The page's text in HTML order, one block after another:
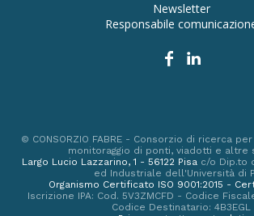
Newsletter
Responsabile
© CONSORZIO FABRE - Consorzio di ricerca
monitoraggio di ponti, viadotti e altre
Largo Lucio Lazzarino, 1 - 56122 Pisa c/o Dip.to
ed Industriale dell'Università di
Organismo Certificato ISO 9001:2015 -
Iscrizione IPA: Cod. 5V3ZMCFD - Codice
Codice Destinatario: 4B3EGL